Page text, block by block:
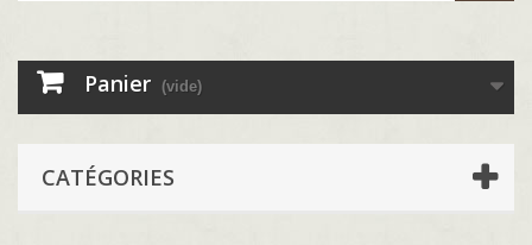
Panier (vide)
CATÉGORIES